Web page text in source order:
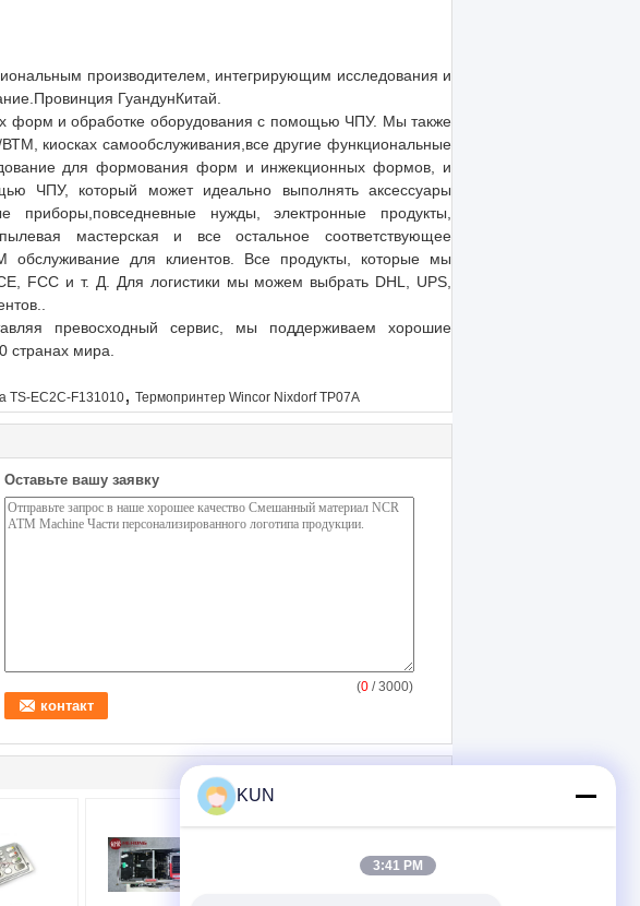
производителем, интегрирующим исследования и
ГуандунКитай.
форм и обработке оборудования с помощью ЧПУ. Мы также
киосках самообслуживания,все другие функциональные
для формования форм и инжекционных формов, и
ЧПУ, который может идеально выполнять аксессуары
приборы,повседневные нужды, электронные продукты,
мастерская и все остальное соответствующее
для клиентов. Все продукты, которые мы
FCC и т. Д. Для логистики мы можем выбрать DHL, UPS,
превосходный сервис, мы поддерживаем хорошие
странах мира.
TS-EC2C-F131010, Термопринтер Wincor Nixdorf TP07A
Оставьте вашу заявку
(0 / 3000)
KUN
3:41 PM